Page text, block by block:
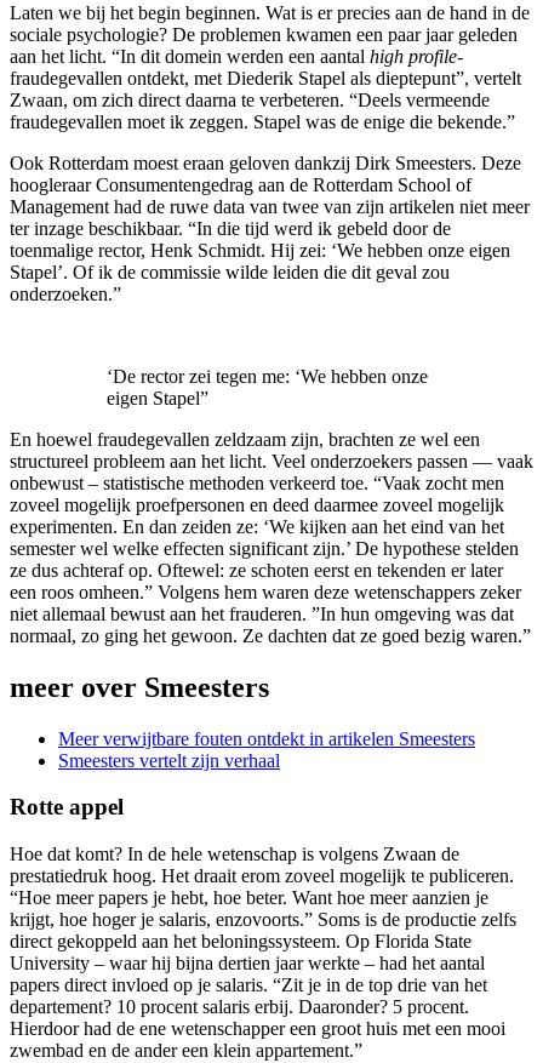
Laten we bij het begin beginnen. Wat is er precies aan de hand in de
sociale psychologie? De problemen kwamen een paar jaar geleden
aan het licht. “In dit domein werden een aantal high profile-
fraudegevallen ontdekt, met Diederik Stapel als dieptepunt”, vertelt
Zwaan, om zich direct daarna te verbeteren. “Deels vermeende
fraudegevallen moet ik zeggen. Stapel was de enige die bekende.”
Ook Rotterdam moest eraan geloven dankzij Dirk Smeesters. Deze
hoogleraar Consumentengedrag aan de Rotterdam School of
Management had de ruwe data van twee van zijn artikelen niet meer
ter inzage beschikbaar. “In die tijd werd ik gebeld door de
toenmalige rector, Henk Schmidt. Hij zei: ‘We hebben onze eigen
Stapel’. Of ik de commissie wilde leiden die dit geval zou
onderzoeken.”
‘De rector zei tegen me: ‘We hebben onze
eigen Stapel”
En hoewel fraudegevallen zeldzaam zijn, brachten ze wel een
structureel probleem aan het licht. Veel onderzoekers passen — vaak
onbewust – statistische methoden verkeerd toe. “Vaak zocht men
zoveel mogelijk proefpersonen en deed daarmee zoveel mogelijk
experimenten. En dan zeiden ze: ‘We kijken aan het eind van het
semester wel welke effecten significant zijn.’ De hypothese stelden
ze dus achteraf op. Oftewel: ze schoten eerst en tekenden er later
een roos omheen.” Volgens hem waren deze wetenschappers zeker
niet allemaal bewust aan het frauderen. ”In hun omgeving was dat
normaal, zo ging het gewoon. Ze dachten dat ze goed bezig waren.”
meer over Smeesters
Meer verwijtbare fouten ontdekt in artikelen Smeesters
Smeesters vertelt zijn verhaal
Rotte appel
Hoe dat komt? In de hele wetenschap is volgens Zwaan de
prestatiedruk hoog. Het draait erom zoveel mogelijk te publiceren.
“Hoe meer papers je hebt, hoe beter. Want hoe meer aanzien je
krijgt, hoe hoger je salaris, enzovoorts.” Soms is de productie zelfs
direct gekoppeld aan het beloningssysteem. Op Florida State
University – waar hij bijna dertien jaar werkte – had het aantal
papers direct invloed op je salaris. “Zit je in de top drie van het
departement? 10 procent salaris erbij. Daaronder? 5 procent.
Hierdoor had de ene wetenschapper een groot huis met een mooi
zwembad en de ander een klein appartement.”